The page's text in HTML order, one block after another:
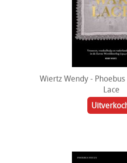
Wiertz Wendy - Phoebus
Lace